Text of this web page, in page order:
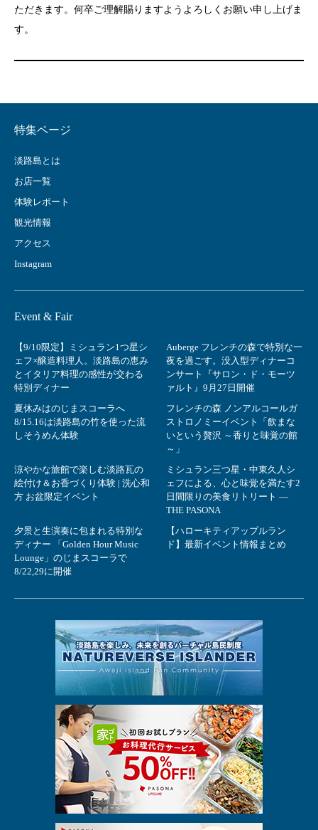
ただきます。何卒ご理解賜りますようよろしくお願い申し上げま
す。
特集ページ
淡路島とは
お店一覧
体験レポート
観光情報
アクセス
Instagram
Event & Fair
【9/10限定】ミシュラン1つ星シ
ェフ×醸造料理人。淡路島の恵み
とイタリア料理の感性が交わる
特別ディナー
Auberge フレンチの森で特別な一
夜を過ごす。没入型ディナーコ
ンサート『サロン・ド・モーツ
ァルト』9月27日開催
夏休みはのじまスコーラへ
8/15.16は淡路島の竹を使った流
しそうめん体験
フレンチの森 ノンアルコールガ
ストロノミーイベント「飲まな
いという贅沢 ～香りと味覚の館
～」
涼やかな旅館で楽しむ淡路瓦の
絵付け＆お香づくり体験 | 洗心和
方 お盆限定イベント
ミシュラン三つ星・中東久人シ
ェフによる、心と味覚を満たす2
日間限りの美食リトリート ―
THE PASONA
夕景と生演奏に包まれる特別な
ディナー 「Golden Hour Music
Lounge」のじまスコーラで
8/22,29に開催
【ハローキティアップルラン
ド】最新イベント情報まとめ